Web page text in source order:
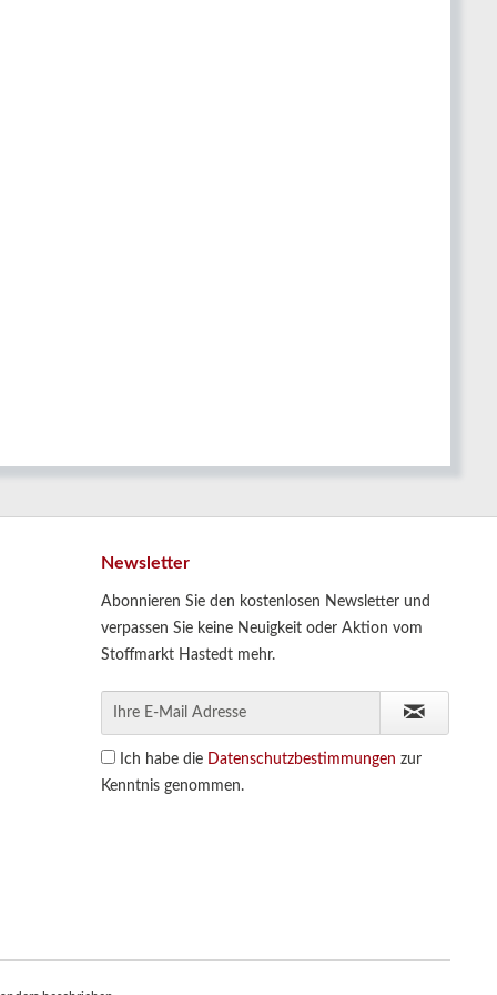
Newsletter
Abonnieren Sie den kostenlosen Newsletter und
verpassen Sie keine Neuigkeit oder Aktion vom
Stoffmarkt Hastedt mehr.
Ich habe die Datenschutzbestimmungen zur
Kenntnis genommen.